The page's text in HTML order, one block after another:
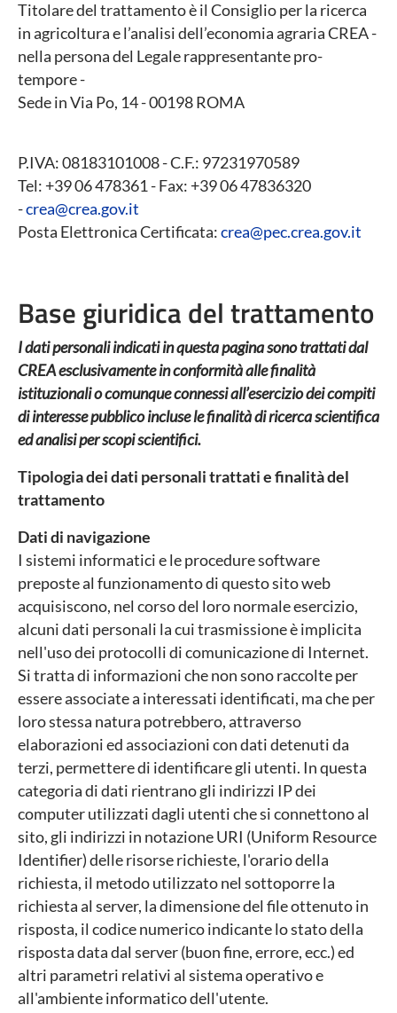
Titolare del trattamento è il Consiglio per la ricerca
in agricoltura e l’analisi dell’economia agraria CREA -
nella persona del Legale rappresentante pro-
tempore -
Sede in Via Po, 14 - 00198 ROMA
P.IVA: 08183101008 - C.F.: 97231970589
Tel: +39 06 478361 - Fax: +39 06 47836320
-crea@crea.gov.it
Posta Elettronica Certificata:crea@pec.crea.gov.it
Base giuridica del trattamento
I dati personali indicati in questa pagina sono trattati dal
CREA esclusivamente in conformità alle finalità
istituzionali o comunque connessi all’esercizio dei compiti
di interesse pubblico incluse le finalità di ricerca scientifica
ed analisi per scopi scientifici.
Tipologia dei dati personali trattati e finalità del
trattamento
Dati di navigazione
I sistemi informatici e le procedure software
preposte al funzionamento di questo sito web
acquisiscono, nel corso del loro normale esercizio,
alcuni dati personali la cui trasmissione è implicita
nell'uso dei protocolli di comunicazione di Internet.
Si tratta di informazioni che non sono raccolte per
essere associate a interessati identificati, ma che per
loro stessa natura potrebbero, attraverso
elaborazioni ed associazioni con dati detenuti da
terzi, permettere di identificare gli utenti. In questa
categoria di dati rientrano gli indirizzi IP dei
computer utilizzati dagli utenti che si connettono al
sito, gli indirizzi in notazione URI (Uniform Resource
Identifier) delle risorse richieste, l'orario della
richiesta, il metodo utilizzato nel sottoporre la
richiesta al server, la dimensione del file ottenuto in
risposta, il codice numerico indicante lo stato della
risposta data dal server (buon fine, errore, ecc.) ed
altri parametri relativi al sistema operativo e
all'ambiente informatico dell'utente.